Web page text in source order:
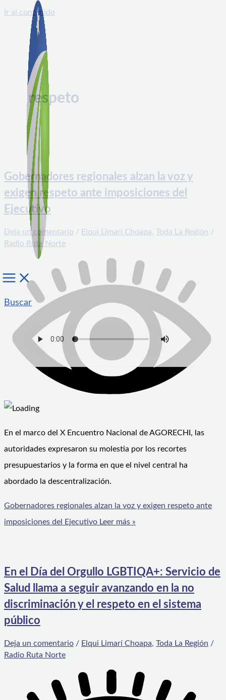
Ir al contenido
Buscar
respeto
Gobernadores regionales alzan la voz y
exigen respeto ante imposiciones del
Ejecutivo
Deja un comentario / Elqui Limarí Choapa, Toda La Región /
Radio Ruta Norte
En el marco del X Encuentro Nacional de AGORECHI, las
autoridades expresaron su molestia por los recortes
presupuestarios y la forma en que el nivel central ha
abordado la descentralización.
Gobernadores regionales alzan la voz y exigen respeto ante
imposiciones del Ejecutivo Leer más »
En el Día del Orgullo LGBTIQA+: Servicio de
Salud llama a seguir avanzando en la no
discriminación y el respeto en el sistema
público
Deja un comentario / Elqui Limarí Choapa, Toda La Región /
Radio Ruta Norte